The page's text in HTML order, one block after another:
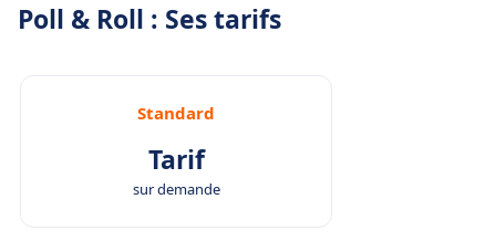
Poll & Roll : Ses tarifs
Standard
Tarif
sur demande